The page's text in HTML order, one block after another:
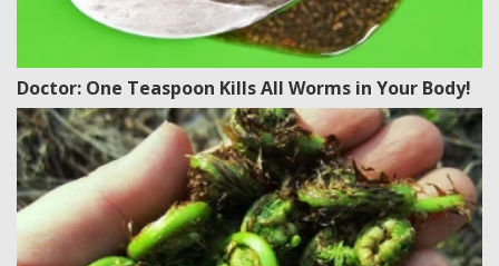
Doctor: One Teaspoon Kills All Worms in Your Body!